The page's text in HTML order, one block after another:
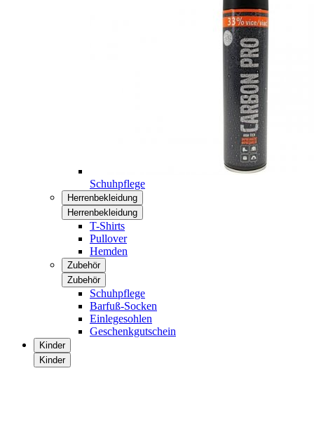
Schuhpflege
Herrenbekleidung
Herrenbekleidung
T-Shirts
Pullover
Hemden
Zubehör
Zubehör
Schuhpflege
Barfuß-Socken
Einlegesohlen
Geschenkgutschein
Kinder
Kinder